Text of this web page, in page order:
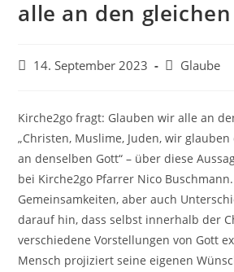
alle an den
Beitrag
14. September 2023
Beitrags-
Glaube
Kirche2go fragt: Glauben wir alle an
„Christen, Muslime, Juden, wir
an denselben Gott“ – über diese
bei Kirche2go Pfarrer Nico
Gemeinsamkeiten, aber auch
darauf hin, dass selbst innerhalb der
verschiedene Vorstellungen von Gott
Mensch projiziert seine eigenen